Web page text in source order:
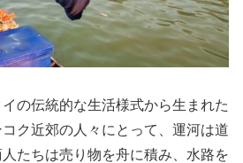
の伝統的な生活様式から生まれた
ク近郊の人々にとって、運河は道
たちは売り物を舟に積み、水路を